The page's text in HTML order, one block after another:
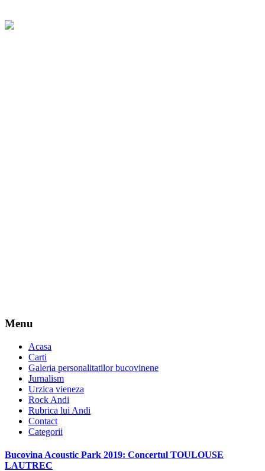
Menu
Acasa
Carti
Galeria personalitatilor bucovinene
Jurnalism
Urzica vieneza
Rock Andi
Rubrica lui Andi
Contact
Categorii
Bucovina Acoustic Park 2019: Concertul TOULOUSE
LAUTREC